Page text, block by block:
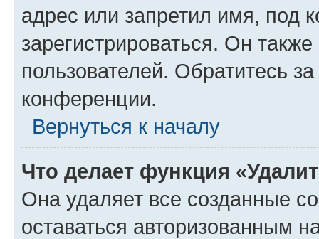
адрес или запретил имя, под
зарегистрироваться. Он
пользователей. Обратитесь
конференции.
Вернуться к началу
Что делает функция
Она удаляет все созданные
оставаться авторизованным